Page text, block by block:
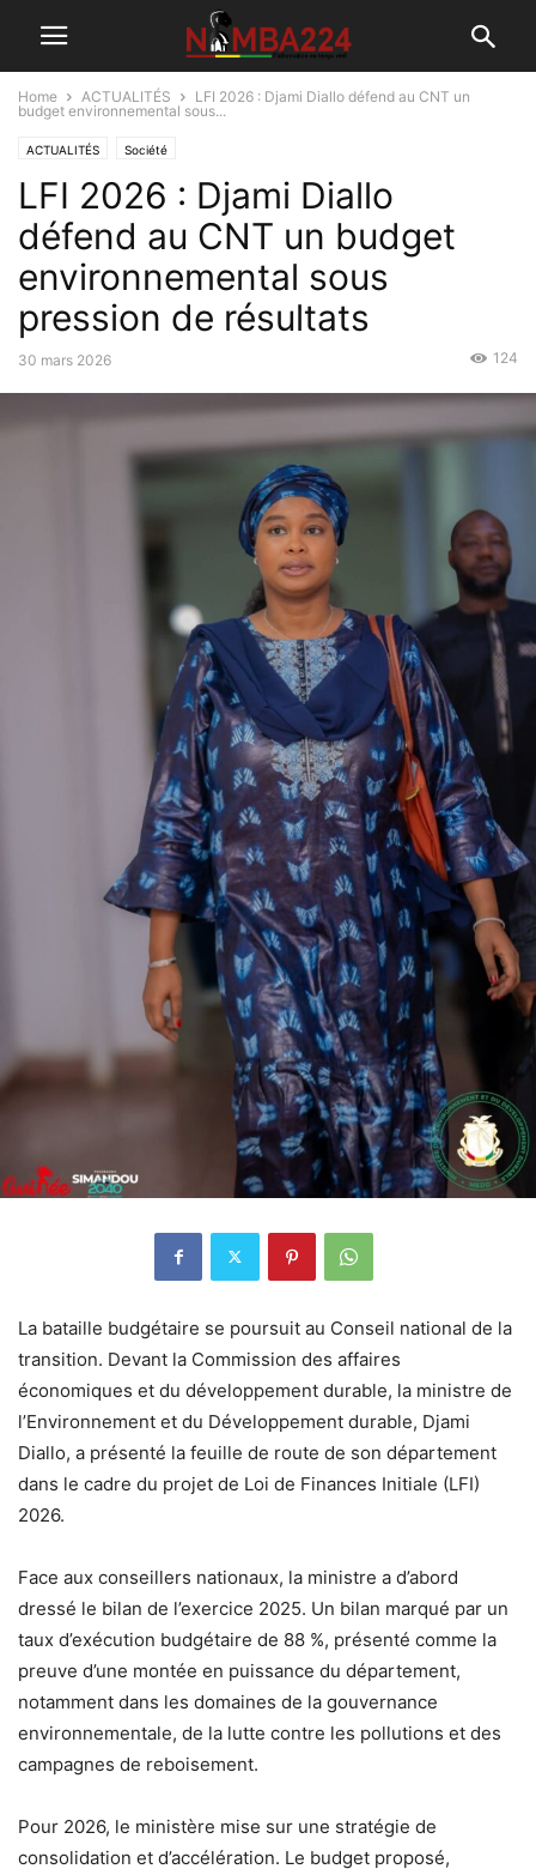
Home ACTUALITÉS
LFI 2026 : Djami Diallo défend au CNT un
budget environnemental sous...
ACTUALITÉS Société
LFI 2026 : Djami Diallo
défend au CNT un budget
environnemental sous
pression de résultats
30 mars 2026 124
La bataille budgétaire se poursuit au Conseil national de la
transition. Devant la Commission des affaires
économiques et du développement durable, la ministre de
l’Environnement et du Développement durable, Djami
Diallo, a présenté la feuille de route de son département
dans le cadre du projet de Loi de Finances Initiale (LFI)
2026.
Face aux conseillers nationaux, la ministre a d’abord
dressé le bilan de l’exercice 2025. Un bilan marqué par un
taux d’exécution budgétaire de 88 %, présenté comme la
preuve d’une montée en puissance du département,
notamment dans les domaines de la gouvernance
environnementale, de la lutte contre les pollutions et des
campagnes de reboisement.
Pour 2026, le ministère mise sur une stratégie de
consolidation et d’accélération. Le budget proposé,